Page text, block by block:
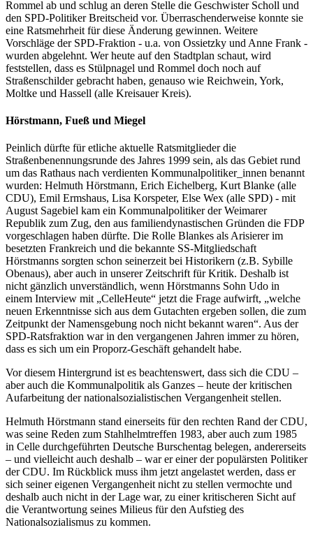
Rommel ab und schlug an deren Stelle die Geschwister Scholl und
den SPD-Politiker Breitscheid vor. Überraschenderweise konnte sie
eine Ratsmehrheit für diese Änderung gewinnen. Weitere
Vorschläge der SPD-Fraktion - u.a. von Ossietzky und Anne Frank -
wurden abgelehnt. Wer heute auf den Stadtplan schaut, wird
feststellen, dass es Stülpnagel und Rommel doch noch auf
Straßenschilder gebracht haben, genauso wie Reichwein, York,
Moltke und Hassell (alle Kreisauer Kreis).
Hörstmann, Fueß und Miegel
Peinlich dürfte für etliche aktuelle Ratsmitglieder die
Straßenbenennungsrunde des Jahres 1999 sein, als das Gebiet rund
um das Rathaus nach verdienten Kommunalpolitiker_innen benannt
wurden: Helmuth Hörstmann, Erich Eichelberg, Kurt Blanke (alle
CDU), Emil Ermshaus, Lisa Korspeter, Else Wex (alle SPD) - mit
August Sagebiel kam ein Kommunalpolitiker der Weimarer
Republik zum Zug, den aus familiendynastischen Gründen die FDP
vorgeschlagen haben dürfte. Die Rolle Blankes als Arisierer im
besetzten Frankreich und die bekannte SS-Mitgliedschaft
Hörstmanns sorgten schon seinerzeit bei Historikern (z.B. Sybille
Obenaus), aber auch in unserer Zeitschrift für Kritik. Deshalb ist
nicht gänzlich unverständlich, wenn Hörstmanns Sohn Udo in
einem Interview mit „CelleHeute“ jetzt die Frage aufwirft, „welche
neuen Erkenntnisse sich aus dem Gutachten ergeben sollen, die zum
Zeitpunkt der Namensgebung noch nicht bekannt waren“. Aus der
SPD-Ratsfraktion war in den vergangenen Jahren immer zu hören,
dass es sich um ein Proporz-Geschäft gehandelt habe.
Vor diesem Hintergrund ist es beachtenswert, dass sich die CDU –
aber auch die Kommunalpolitik als Ganzes – heute der kritischen
Aufarbeitung der nationalsozialistischen Vergangenheit stellen.
Helmuth Hörstmann stand einerseits für den rechten Rand der CDU,
was seine Reden zum Stahlhelmtreffen 1983, aber auch zum 1985
in Celle durchgeführten Deutsche Burschentag belegen, andererseits
– und vielleicht auch deshalb – war er einer der populärsten Politiker
der CDU. Im Rückblick muss ihm jetzt angelastet werden, dass er
sich seiner eigenen Vergangenheit nicht zu stellen vermochte und
deshalb auch nicht in der Lage war, zu einer kritischeren Sicht auf
die Verantwortung seines Milieus für den Aufstieg des
Nationalsozialismus zu kommen.